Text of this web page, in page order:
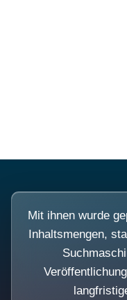
Mit ihnen wurde
Inhaltsmengen,